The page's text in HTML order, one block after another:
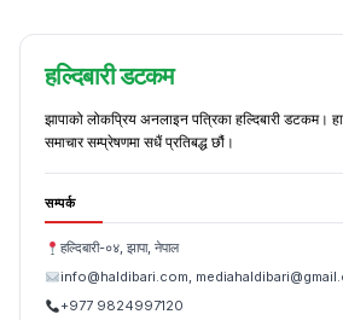
हल्दिबारी डटकम
झापाको लोकप्रिय अनलाइन पत्रिका हल्दिबारी डटकम।
समाचार सम्प्रेषणमा सधैं प्रतिबद्ध छौं।
सम्पर्क
हल्दिबारी-०४, झापा, नेपाल
info@haldibari.com,
+977 9824997120